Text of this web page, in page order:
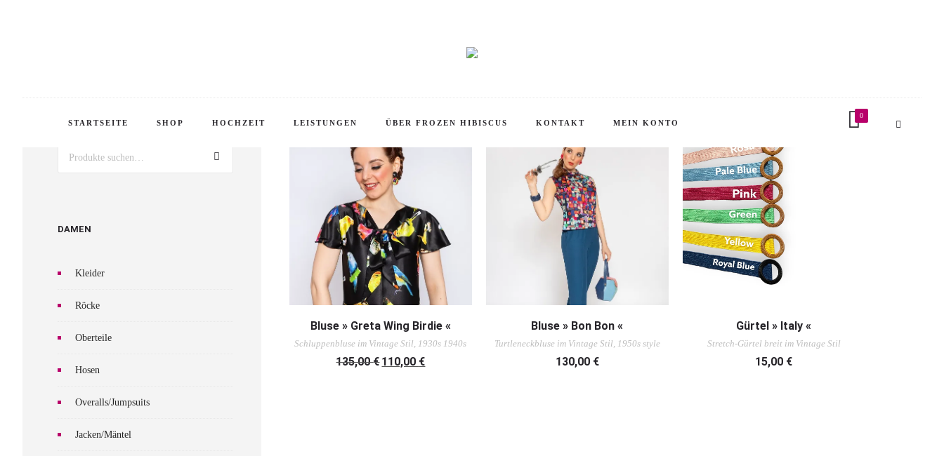
0
STARTSEITE SHOP HOCHZEIT LEISTUNGEN ÜBER FROZEN HIBISCUS KONTAKT MEIN KONTO
Sale!
AUSFÜHRUNG WÄHLEN
Bluse » Greta Wing Birdie «
Schluppenbluse im Vintage Stil, 1930s 1940s
135,00€110,00 €
AUSFÜHRUNG WÄHLEN
Bluse » Bon Bon «
Turtleneckbluse im Vintage Stil, 1950s style
130,00 €
AUSFÜHRUNG WÄHLEN
Gürtel » Italy «
Stretch-Gürtel breit im Vintage Stil
15,00 €
Suche
DAMEN
Kleider
Röcke
Oberteile
Hosen
Overalls/Jumpsuits
Jacken/Mäntel